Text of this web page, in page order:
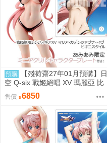
預購
【殘荷齋27年01月預購】日
空 Q-six 戰姬絕唱 XV 瑪麗亞 比
基尼Ver 1/7 一般版
售價 6850